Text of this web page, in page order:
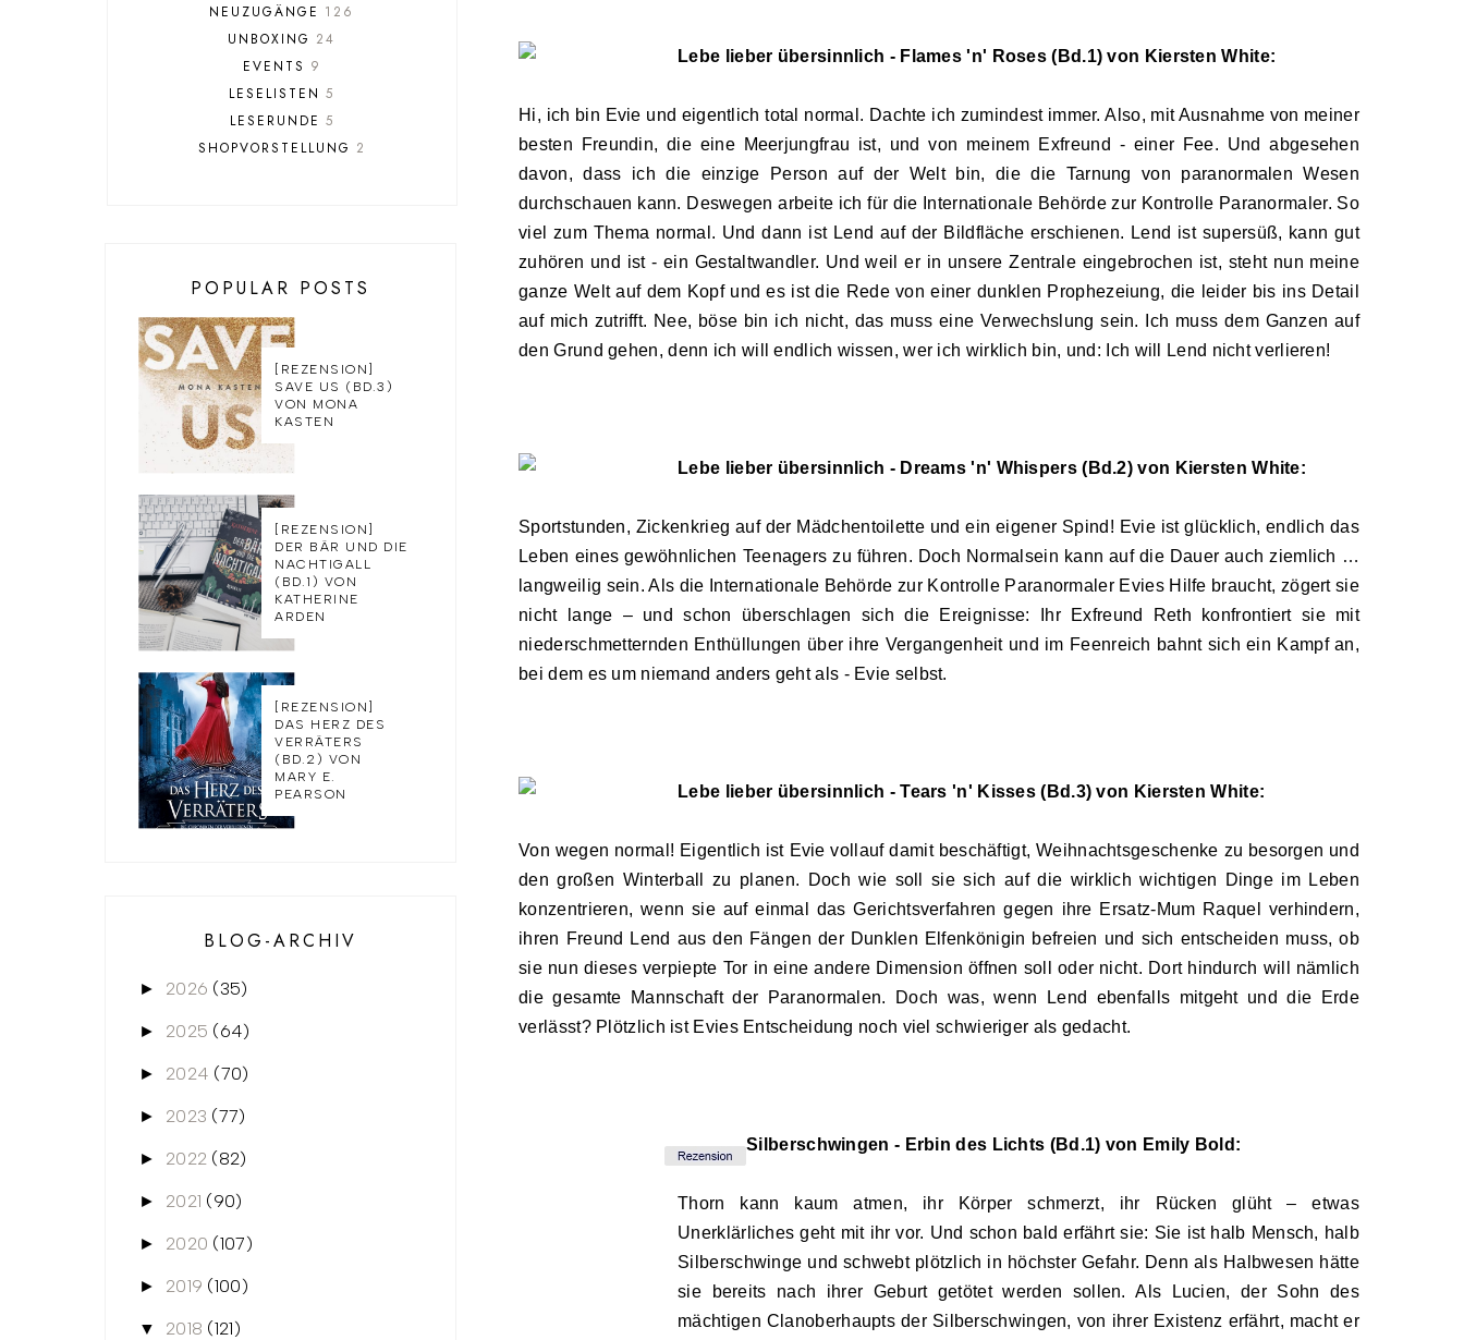
Lebe lieber übersinnlich - Flames 'n' Roses (Bd.1) von Kiersten White:
Hi, ich bin Evie und eigentlich total normal. Dachte ich zumindest immer. Also, mit Ausnahme von meiner
besten Freundin, die eine Meerjungfrau ist, und von meinem Exfreund - einer Fee. Und abgesehen
davon, dass ich die einzige Person auf der Welt bin, die die Tarnung von paranormalen Wesen
durchschauen kann. Deswegen arbeite ich für die Internationale Behörde zur Kontrolle Paranormaler. So
viel zum Thema normal. Und dann ist Lend auf der Bildfläche erschienen. Lend ist supersüß, kann gut
zuhören und ist - ein Gestaltwandler. Und weil er in unsere Zentrale eingebrochen ist, steht nun meine
ganze Welt auf dem Kopf und es ist die Rede von einer dunklen Prophezeiung, die leider bis ins Detail
auf mich zutrifft. Nee, böse bin ich nicht, das muss eine Verwechslung sein. Ich muss dem Ganzen auf
den Grund gehen, denn ich will endlich wissen, wer ich wirklich bin, und: Ich will Lend nicht verlieren!
Lebe lieber übersinnlich - Dreams 'n' Whispers (Bd.2) von Kiersten White:
Sportstunden, Zickenkrieg auf der Mädchentoilette und ein eigener Spind! Evie ist glücklich, endlich das
Leben eines gewöhnlichen Teenagers zu führen. Doch Normalsein kann auf die Dauer auch ziemlich …
langweilig sein. Als die Internationale Behörde zur Kontrolle Paranormaler Evies Hilfe braucht, zögert sie
nicht lange – und schon überschlagen sich die Ereignisse: Ihr Exfreund Reth konfrontiert sie mit
niederschmetternden Enthüllungen über ihre Vergangenheit und im Feenreich bahnt sich ein Kampf an,
bei dem es um niemand anders geht als - Evie selbst.
Lebe lieber übersinnlich -Tears 'n' Kisses (Bd.3) von Kiersten White:
Von wegen normal! Eigentlich ist Evie vollauf damit beschäftigt, Weihnachtsgeschenke zu besorgen und
den großen Winterball zu planen. Doch wie soll sie sich auf die wirklich wichtigen Dinge im Leben
konzentrieren, wenn sie auf einmal das Gerichtsverfahren gegen ihre Ersatz-Mum Raquel verhindern,
ihren Freund Lend aus den Fängen der Dunklen Elfenkönigin befreien und sich entscheiden muss, ob
sie nun dieses verpiepte Tor in eine andere Dimension öffnen soll oder nicht. Dort hindurch will nämlich
die gesamte Mannschaft der Paranormalen. Doch was, wenn Lend ebenfalls mitgeht und die Erde
verlässt? Plötzlich ist Evies Entscheidung noch viel schwieriger als gedacht.
Silberschwingen - Erbin des Lichts (Bd.1) von Emily Bold:
Thorn kann kaum atmen, ihr Körper schmerzt, ihr Rücken glüht – etwas
Unerklärliches geht mit ihr vor. Und schon bald erfährt sie: Sie ist halb Mensch, halb
Silberschwinge und schwebt plötzlich in höchster Gefahr. Denn als Halbwesen hätte
sie bereits nach ihrer Geburt getötet werden sollen. Als Lucien, der Sohn des
mächtigen Clanoberhaupts der Silberschwingen, von ihrer Existenz erfährt, macht er
NEUZUGÄNGE 126
UNBOXING 24
EVENTS 9
LESELISTEN 5
LESERUNDE 5
SHOPVORSTELLUNG 2
POPULAR POSTS
[REZENSION]
SAVE US (BD.3)
VON MONA
KASTEN
[REZENSION]
DER BÄR UND DIE
NACHTIGALL
(BD.1) VON
KATHERINE
ARDEN
[REZENSION]
DAS HERZ DES
VERRÄTERS
(BD.2) VON
MARY E.
PEARSON
BLOG-ARCHIV
► 2026 (35)
► 2025 (64)
► 2024 (70)
► 2023 (77)
► 2022 (82)
► 2021 (90)
► 2020 (107)
► 2019 (100)
▼ 2018 (121)